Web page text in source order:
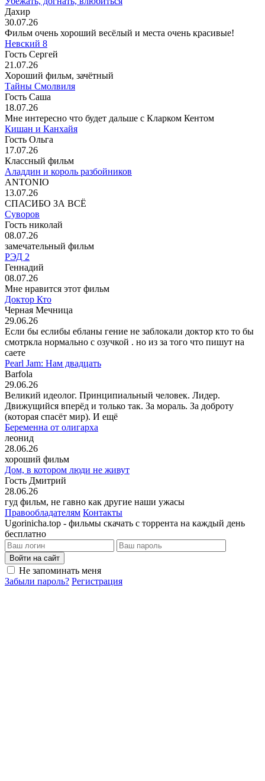
Дахир
30.07.26
Фильм очень хороший весёлый и места очень красивые!
Невский 8
Гость Сергей
21.07.26
Хороший фильм, зачётный
Тайны Смолвиля
Гость Саша
18.07.26
Мне интересно что будет дальше с Кларком Кентом
Кишан и Канхайя
Гость Ольга
17.07.26
Классный фильм
Аладдин и король разбойников
ANTONIO
13.07.26
СПАСИБО ЗА ВСЁ
Суворов
Гость николай
08.07.26
замечательный фильм
РЭД 2
Геннадий
08.07.26
Мне нравится этот фильм
Доктор Кто
Черная Мечница
29.06.26
Если бы еслибы ебланы гение не заблокали доктор кто то бы
смотркла нормально с озучкой . но из за того что пишут на
саете
Pearl Jam: Нам двадцать
Barfola
29.06.26
Великий идеолог. Принципиальный человек. Лидер.
Движущийся вперёд и только так. За мораль. За доброту
(которая спасёт мир). И ещё
Беременна от олигарха
леонид
28.06.26
хороший фильм
Дом, в котором люди не живут
Гость Дмитрий
28.06.26
гуд фильм, не гавно как другие наши ужасы
Правообладателям Контакты
Ugorinicha.top - фильмы скачать с торрента на каждый день
бесплатно
Войти на сайт
Не запоминать меня
Забыли пароль? Регистрация